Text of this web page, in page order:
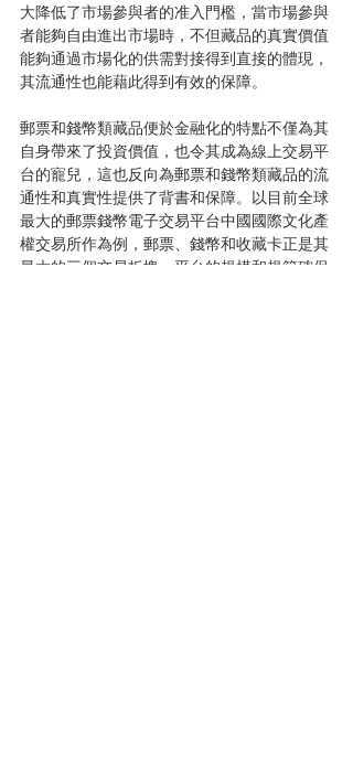
大降低了市場參與者的准入門檻，當市場參與
者能夠自由進出市場時，不但藏品的真實價值
能夠通過市場化的供需對接得到直接的體現，
其流通性也能藉此得到有效的保障。
郵票和錢幣類藏品便於金融化的特點不僅為其
自身帶來了投資價值，也令其成為線上交易平
台的寵兒，這也反向為郵票和錢幣類藏品的流
通性和真實性提供了背書和保障。以目前全球
最大的郵票錢幣電子交易平台中國國際文化產
權交易所作為例，郵票、錢幣和收藏卡正是其
最大的三個交易板塊。平台的規模和規範確保